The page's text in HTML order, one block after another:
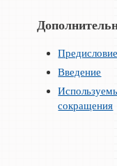
Введение
сокращения